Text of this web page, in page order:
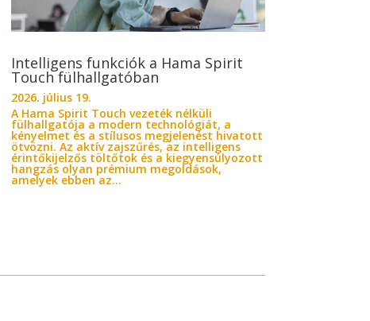
Intelligens funkciók a Hama Spirit
Touch fülhallgatóban
2026. július 19.
A Hama Spirit Touch vezeték nélküli
fülhallgatója a modern technológiát, a
kényelmet és a stílusos megjelenést hivatott
ötvözni. Az aktív zajszűrés, az intelligens
érintőkijelzős töltőtok és a kiegyensúlyozott
hangzás olyan prémium megoldások,
amelyek ebben az...